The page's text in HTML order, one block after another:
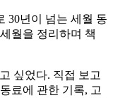
30년이 넘는 세월 동
월을 정리하며 책
싶었다. 직접 보고
료에 관한 기록, 고